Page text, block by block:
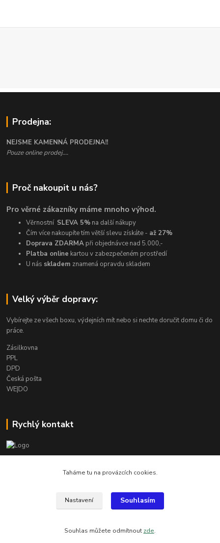
Prodejna:
NEJSME KAMENNÁ PRODEJNA!!
Pouze online prodej....
Proč nakoupit u nás?
Pro věrné zákazníky máme mnoho výhod.
Věrnostní SLEVA 5% na další nákupy
Čím více nakoupíte tím větší slevu získáte - až 27%
Doprava ZDARMA při objednávce nad 5.000,-
Platba online kartou v zabezpečeném prostředí
U nás skladem znamená opravdu skladem
Velký výběr dopravy:
Vybírejte ze všech boxu, výdejních mít nebo si nechte doručit domu či do
práce.
Zásilkovna
PPL
DPD
Česká pošta
WE|DO
Rychlý kontakt
info@armygalanterie.cz
Všechny obrázky, popisky a texty jsou chráněny autorským právem
Taháme tu na provázcích cookies.
Nastavení Souhlasím
Souhlas můžete odmítnout zde.